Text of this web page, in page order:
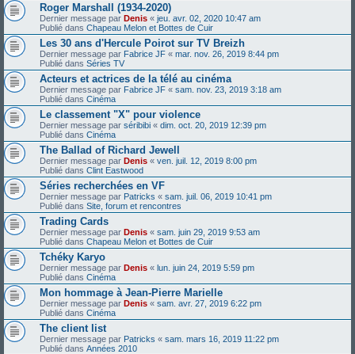
Roger Marshall (1934-2020)
Dernier message par Denis « jeu. avr. 02, 2020 10:47 am
Publié dans Chapeau Melon et Bottes de Cuir
Les 30 ans d'Hercule Poirot sur TV Breizh
Dernier message par Fabrice JF « mar. nov. 26, 2019 8:44 pm
Publié dans Séries TV
Acteurs et actrices de la télé au cinéma
Dernier message par Fabrice JF « sam. nov. 23, 2019 3:18 am
Publié dans Cinéma
Le classement "X" pour violence
Dernier message par séribibi « dim. oct. 20, 2019 12:39 pm
Publié dans Cinéma
The Ballad of Richard Jewell
Dernier message par Denis « ven. juil. 12, 2019 8:00 pm
Publié dans Clint Eastwood
Séries recherchées en VF
Dernier message par Patricks « sam. juil. 06, 2019 10:41 pm
Publié dans Site, forum et rencontres
Trading Cards
Dernier message par Denis « sam. juin 29, 2019 9:53 am
Publié dans Chapeau Melon et Bottes de Cuir
Tchéky Karyo
Dernier message par Denis « lun. juin 24, 2019 5:59 pm
Publié dans Cinéma
Mon hommage à Jean-Pierre Marielle
Dernier message par Denis « sam. avr. 27, 2019 6:22 pm
Publié dans Cinéma
The client list
Dernier message par Patricks « sam. mars 16, 2019 11:22 pm
Publié dans Années 2010